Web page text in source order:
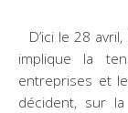
D’ici le 28
implique la
entreprises et
décident, sur